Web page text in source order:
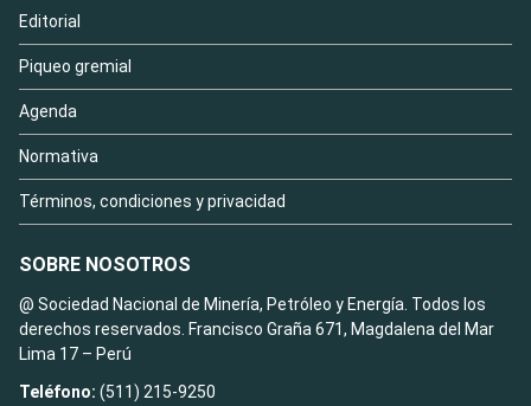
Editorial
Piqueo gremial
Agenda
Normativa
Términos, condiciones y privacidad
SOBRE NOSOTROS
@ Sociedad Nacional de Minería, Petróleo y Energía. Todos los
derechos reservados. Francisco Graña 671, Magdalena del Mar
Lima 17 – Perú
Teléfono: (511) 215-9250